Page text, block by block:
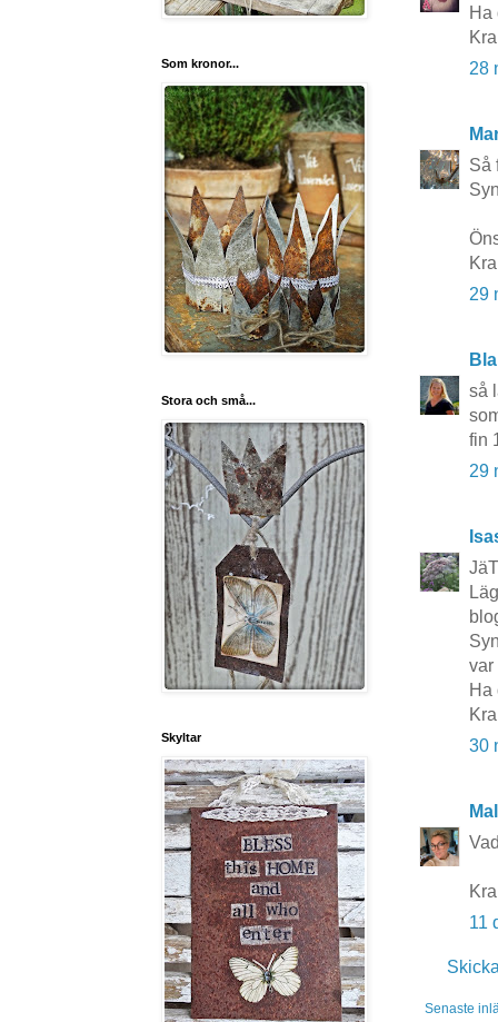
Ha
28
Så
29
så
fin
29
var
Ha
30
11
Senaste
Som kronor...
Stora och små...
Skyltar